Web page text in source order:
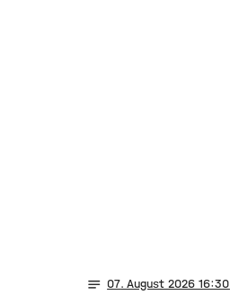
notes 07. August 2026 16:30